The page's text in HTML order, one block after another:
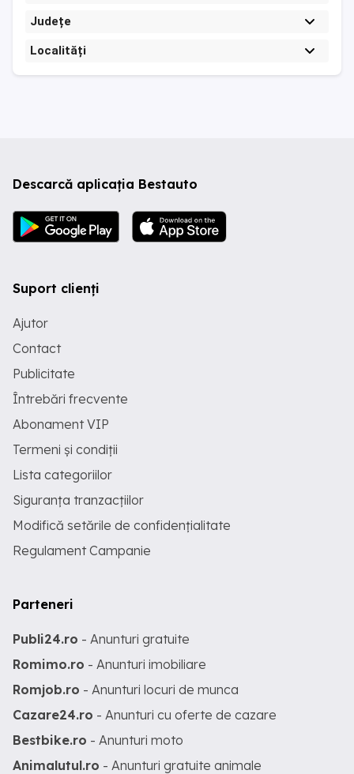
Județe
Localități
Descarcă aplicația Bestauto
Suport clienți
Ajutor
Contact
Publicitate
Întrebări frecvente
Abonament VIP
Termeni și condiții
Lista categoriilor
Siguranța tranzacțiilor
Modifică setările de confidențialitate
Regulament Campanie
Parteneri
Publi24.ro - Anunturi gratuite
Romimo.ro - Anunturi imobiliare
Romjob.ro - Anunturi locuri de munca
Cazare24.ro - Anunturi cu oferte de cazare
Bestbike.ro - Anunturi moto
Animalutul.ro - Anunturi gratuite animale